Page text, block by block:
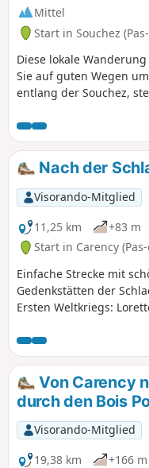
Mittel
Start in Souchez
Diese lokale
Sie auf guten Wegen
entlang der Souchez,
zurück.
Nach der
Visorando-Mitglied
11,25 km
+83 m
Start in Carency
Einfache Strecke mit
Gedenkstätten der
Ersten Weltkriegs:
Von Carency
durch den Bois
Visorando-Mitglied
19,38 km
+166 m